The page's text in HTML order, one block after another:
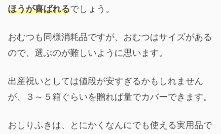
ほうが喜ばれるでしょう。
おむつも同様消耗品ですが、おむつはサイズがある
ので、選ぶのが難しいように思います。
出産祝いとしては値段が安すぎるかもしれません
が、３～５箱ぐらいを贈れば量でカバーできます。
おしりふきは、とにかくなんにでも使える実用品で